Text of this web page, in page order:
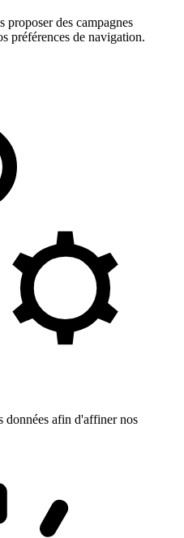
proposer des campagnes
préférences de navigation.
données afin d'affiner nos